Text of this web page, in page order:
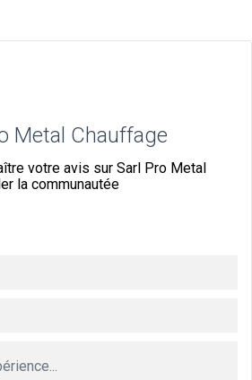
Metal Chauffage
votre avis sur Sarl Pro Metal
la communautée